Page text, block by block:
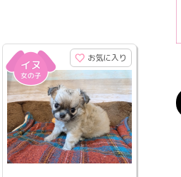
お気に入り